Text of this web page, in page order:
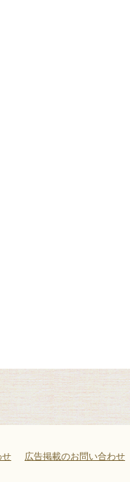
せ 広告掲載のお問い合わせ